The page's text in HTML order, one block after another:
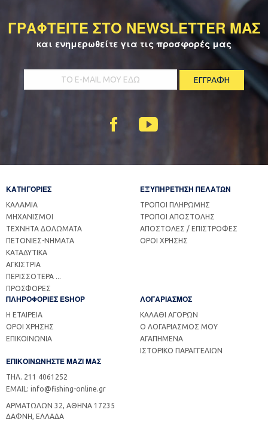
ΓΡΑΦΤΕΙΤΕ ΣΤΟ NEWSLETTER ΜΑΣ
και ενημερωθείτε για τις προσφορές μας
ΚΑΤΗΓΟΡΙΕΣ
ΚΑΛΑΜΙΑ
ΜΗΧΑΝΙΣΜΟΙ
ΤΕΧΝΗΤΑ ΔΟΛΩΜΑΤΑ
ΠΕΤΟΝΙΕΣ-ΝΗΜΑΤΑ
ΚΑΤΑΔΥΤΙΚΑ
ΑΓΚΙΣΤΡΙΑ
ΠΕΡΙΣΣΟΤΕΡΑ ...
ΠΡΟΣΦΟΡΕΣ
ΕΞΥΠΗΡΕΤΗΣΗ ΠΕΛΑΤΩΝ
ΤΡΟΠΟΙ ΠΛΗΡΩΜΗΣ
ΤΡΟΠΟΙ ΑΠΟΣΤΟΛΗΣ
ΑΠΟΣΤΟΛΕΣ / ΕΠΙΣΤΡΟΦΕΣ
ΟΡΟΙ ΧΡΗΣΗΣ
ΠΛΗΡΟΦΟΡΙΕΣ ESHOP
Η ΕΤΑΙΡΕΙΑ
ΟΡΟΙ ΧΡΗΣΗΣ
ΕΠΙΚΟΙΝΩΝΙΑ
ΛΟΓΑΡΙΑΣΜΟΣ
ΚΑΛΑΘΙ ΑΓΟΡΩΝ
Ο ΛΟΓΑΡΙΑΣΜΟΣ ΜΟΥ
ΑΓΑΠΗΜΕΝΑ
ΙΣΤΟΡΙΚΟ ΠΑΡΑΓΓΕΛΙΩΝ
ΕΠΙΚΟΙΝΩΝΗΣΤΕ ΜΑΖΙ ΜΑΣ
ΤΗΛ. 211 4061252
EMAIL: info@fishing-online.gr
ΑΡΜΑΤΩΛΩΝ 32, ΑΘΗΝΑ 17235
ΔΑΦΝΗ, ΕΛΛΑΔΑ